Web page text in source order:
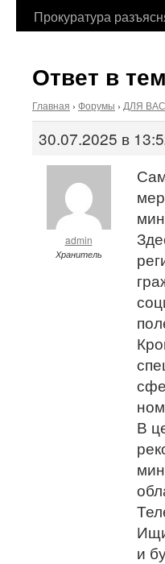
Прокуратура
Ответ в
Главная › Форумы › ДЛЯ
30.07.2025 в
admin
Хранитель
В
и